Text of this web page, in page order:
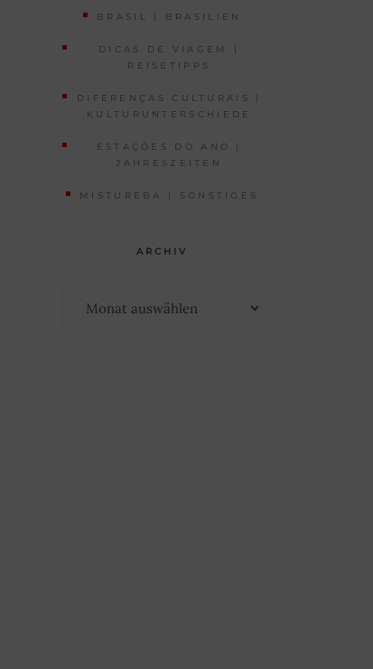
BRASIL | BRASILIEN
DICAS DE VIAGEM |
REISETIPPS
DIFERENÇAS CULTURAIS |
KULTURUNTERSCHIEDE
ESTAÇÕES DO ANO |
JAHRESZEITEN
MISTUREBA | SONSTIGES
ARCHIV